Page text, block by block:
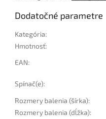
Dodatočné parametre
Kategória:
Hmotnosť:
EAN:
Spínač(e):
Rozmery balenia (šírka):
Rozmery balenia (dĺžka):